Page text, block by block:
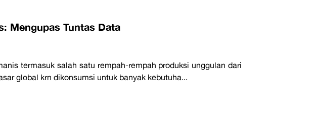
Mengupas Tuntas Data
termasuk salah satu rempah-rempah produksi unggulan dari
global krn dikonsumsi untuk banyak kebutuha...